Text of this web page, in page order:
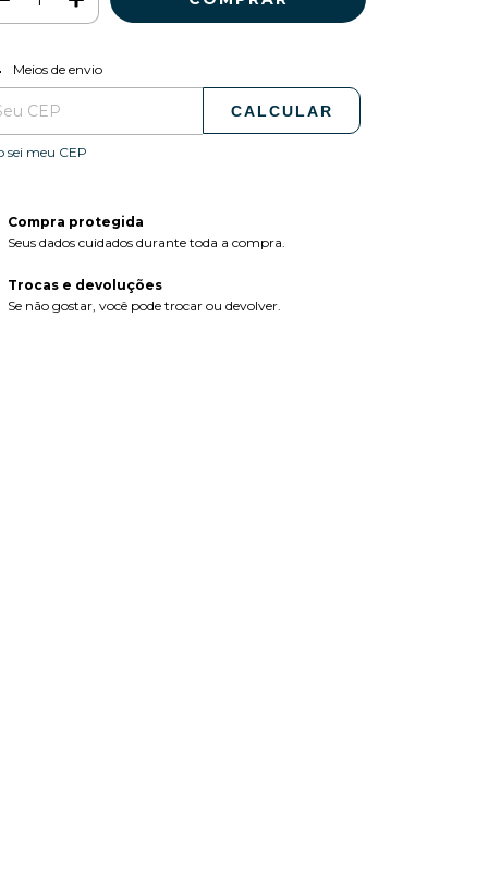
para o CEP:
Meios de envio
CALCULAR
sei meu CEP
Compra protegida
Seus dados cuidados durante toda a compra.
Trocas e devoluções
Se não gostar, você pode trocar ou devolver.